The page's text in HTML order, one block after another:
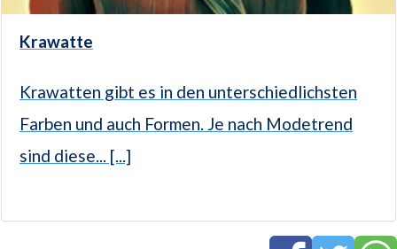
Krawatte
Krawatten gibt es in den unterschiedlichsten
Farben und auch Formen. Je nach Modetrend
sind diese... [...]